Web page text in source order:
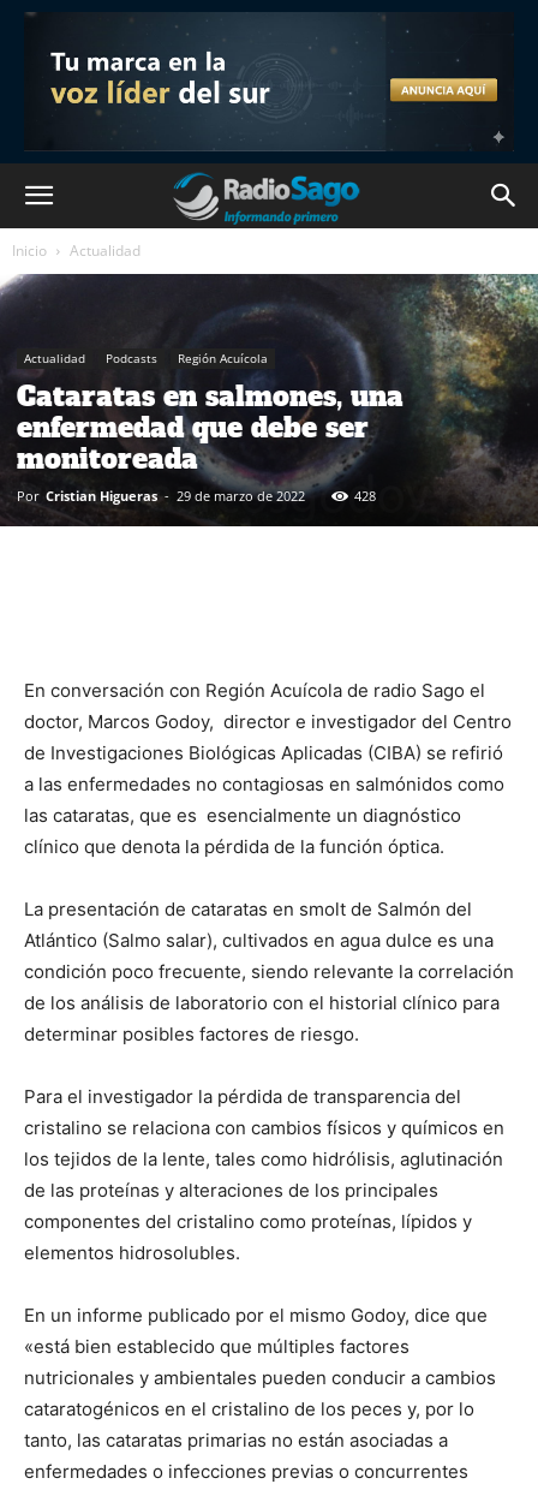
Inicio Actualidad
Actualidad Podcasts Región Acuícola
Cataratas en salmones, una
enfermedad que debe ser
monitoreada
Por Cristian Higueras - 29 de marzo de 2022 428
En conversación con Región Acuícola de radio Sago el
doctor, Marcos Godoy, director e investigador del Centro
de Investigaciones Biológicas Aplicadas (CIBA) se refirió
a las enfermedades no contagiosas en salmónidos como
las cataratas, que es esencialmente un diagnóstico
clínico que denota la pérdida de la función óptica.
La presentación de cataratas en smolt de Salmón del
Atlántico (Salmo salar), cultivados en agua dulce es una
condición poco frecuente, siendo relevante la correlación
de los análisis de laboratorio con el historial clínico para
determinar posibles factores de riesgo.
Para el investigador la pérdida de transparencia del
cristalino se relaciona con cambios físicos y químicos en
los tejidos de la lente, tales como hidrólisis, aglutinación
de las proteínas y alteraciones de los principales
componentes del cristalino como proteínas, lípidos y
elementos hidrosolubles.
En un informe publicado por el mismo Godoy, dice que
«está bien establecido que múltiples factores
nutricionales y ambientales pueden conducir a cambios
cataratogénicos en el cristalino de los peces y, por lo
tanto, las cataratas primarias no están asociadas a
enfermedades o infecciones previas o concurrentes